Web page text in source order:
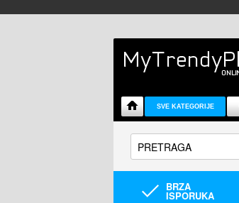
SVE KATEGORIJE
BRZA
ISPORUKA